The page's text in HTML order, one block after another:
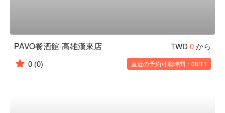
PAVO餐酒館-高雄漢來店 TWD 0から
0 (0) 直近の予約可能時間：08/11